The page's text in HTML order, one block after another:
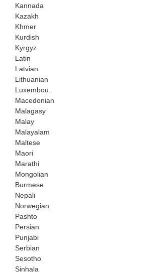
Kannada
Kazakh
Khmer
Kurdish
Kyrgyz
Latin
Latvian
Lithuanian
Luxembou..
Macedonian
Malagasy
Malay
Malayalam
Maltese
Maori
Marathi
Mongolian
Burmese
Nepali
Norwegian
Pashto
Persian
Punjabi
Serbian
Sesotho
Sinhala